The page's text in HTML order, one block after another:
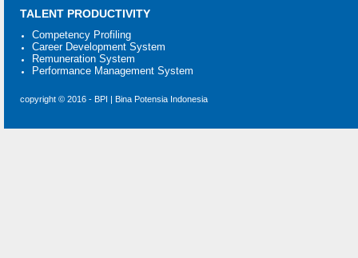
TALENT PRODUCTIVITY
Competency Profiling
Career Development System
Remuneration System
Performance Management System
copyright © 2016 - BPI | Bina Potensia Indonesia